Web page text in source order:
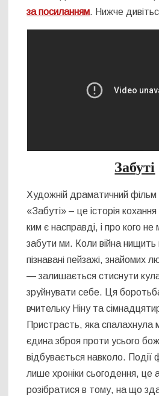
за посиланням. Нижче
Забуті
Художній драматичний
«Забуті» – це історія
ким є насправді, і про кого
забути ми. Коли війна нищить
пізнавані пейзажі, знайомих
— залишається стиснути
зруйнувати себе. Ця
вчительку Ніну та
Пристрасть, яка спалахнула
єдина зброя проти усього
відбувається навколо.
лише хроніки сьогодення, це
розібратися в тому, на що